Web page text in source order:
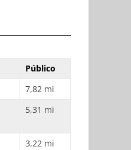
Público
7,82 mi
5,31 mi
3,22 mi